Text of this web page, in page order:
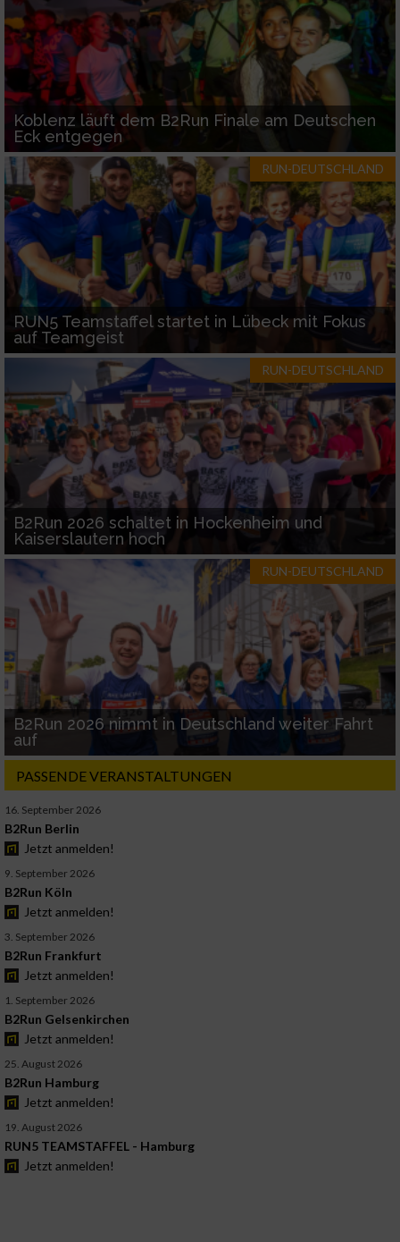
Koblenz läuft dem B2Run Finale am Deutschen
Eck entgegen
RUN-DEUTSCHLAND
RUN5 Teamstaffel startet in Lübeck mit Fokus
auf Teamgeist
RUN-DEUTSCHLAND
B2Run 2026 schaltet in Hockenheim und
Kaiserslautern hoch
RUN-DEUTSCHLAND
B2Run 2026 nimmt in Deutschland weiter Fahrt
auf
PASSENDE VERANSTALTUNGEN
16. September 2026
B2Run Berlin
Jetzt anmelden!
9. September 2026
B2Run Köln
Jetzt anmelden!
3. September 2026
B2Run Frankfurt
Jetzt anmelden!
1. September 2026
B2Run Gelsenkirchen
Jetzt anmelden!
25. August 2026
B2Run Hamburg
Jetzt anmelden!
19. August 2026
RUN5 TEAMSTAFFEL - Hamburg
Jetzt anmelden!